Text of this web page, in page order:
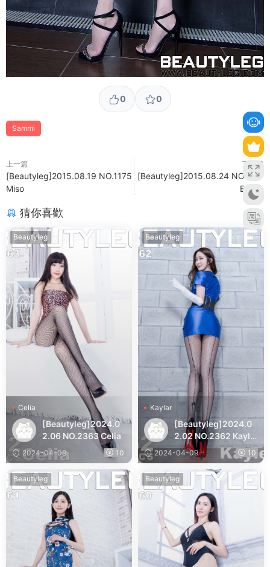
0 0
Sammi
上一篇
[Beautyleg]2015.08.19 NO.1175
Miso
下一篇
[Beautyleg]2015.08.24 NO.1177
Emma
猜你喜歡
Beautyleg
Celia
[Beautyleg]2024.0
2.06 NO.2363 Celia
2024-04-09 10
Beautyleg
Kaylar
[Beautyleg]2024.0
2.02 NO.2362 Kayla
r
2024-04-09 10
Beautyleg Beautyleg